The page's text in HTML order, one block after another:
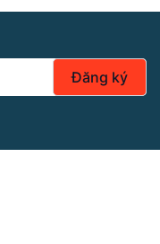
lũy, chỉ để thừa kế
mỗi ngày.
Đăng ký